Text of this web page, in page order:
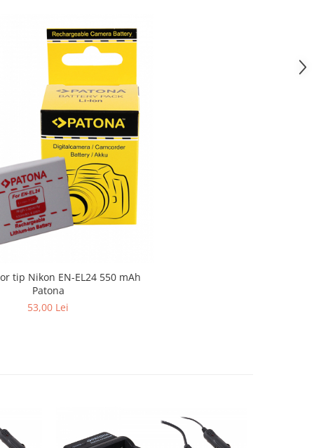
tip Nikon EN-EL24 550 mAh
Patona
53,00 Lei